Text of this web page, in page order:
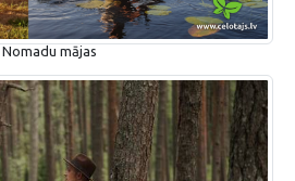
Nomadu mājas